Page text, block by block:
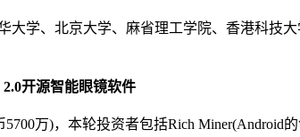
学、北京大学、麻省理工学院、香港科技
开源智能眼镜软件
万)，本轮投资者包括Rich Miner(Android的